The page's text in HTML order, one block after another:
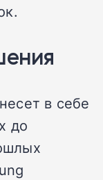
в себе
до